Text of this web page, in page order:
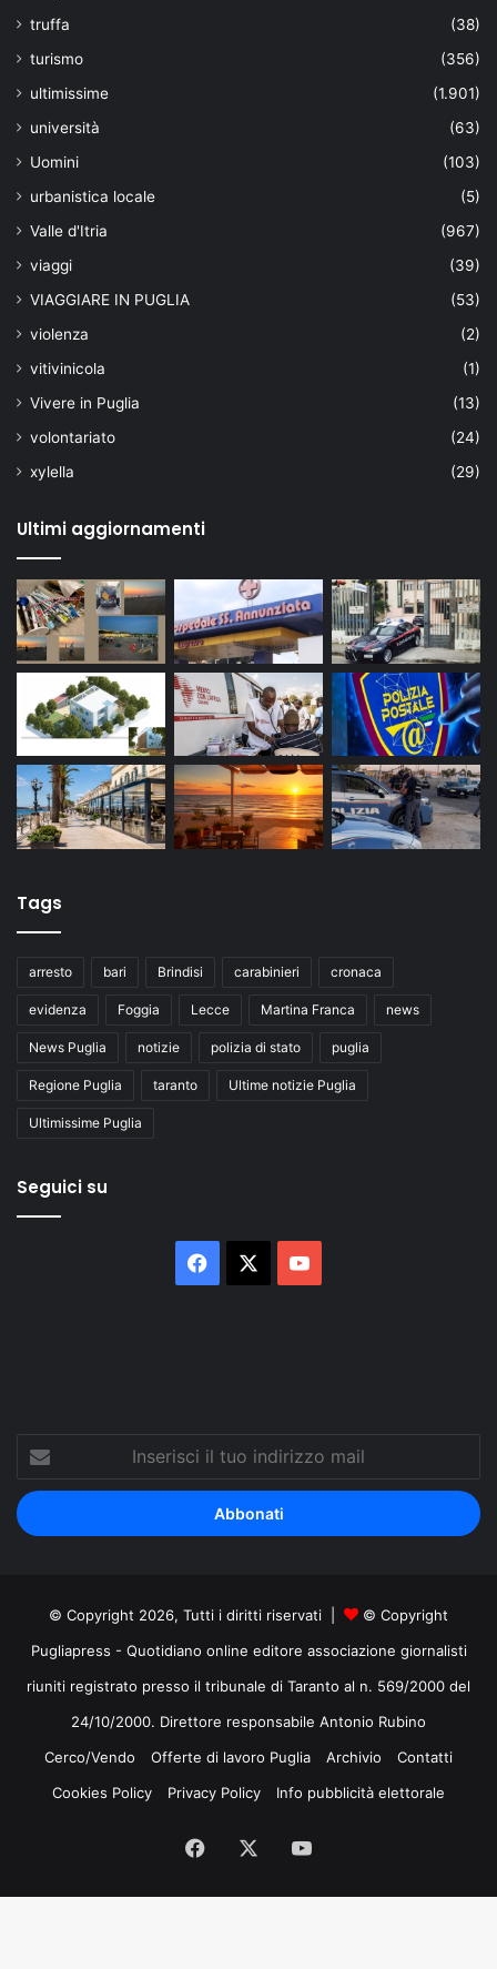
truffa
(38)
turismo
(356)
ultimissime
(1.901)
università
(63)
Uomini
(103)
urbanistica locale
(5)
Valle d'Itria
(967)
viaggi
(39)
VIAGGIARE IN PUGLIA
(53)
violenza
(2)
vitivinicola
(1)
Vivere in Puglia
(13)
volontariato
(24)
xylella
(29)
Ultimi aggiornamenti
Tags
arresto bari Brindisi carabinieri cronaca
evidenza Foggia Lecce Martina Franca news
News Puglia notizie polizia di stato puglia
Regione Puglia taranto Ultime notizie Puglia
Ultimissime Puglia
Seguici su
Facebook
tuo
indirizzo
mail
© Copyright 2026, Tutti i diritti riservati |
© Copyright
Pugliapress - Quotidiano online editore associazione giornalisti
riuniti registrato presso il tribunale di Taranto al n. 569/2000 del
24/10/2000. Direttore responsabile Antonio Rubino
Cerco/Vendo
Offerte di lavoro Puglia Archivio
Contatti
Cookies Policy
Privacy Policy Info pubblicità elettorale
Facebook
Tube